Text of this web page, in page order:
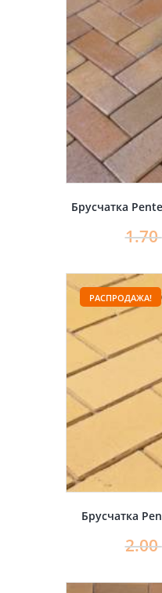
Брусчатка
1.70
РАСПРОДАЖА!
Брусчатка
2.00